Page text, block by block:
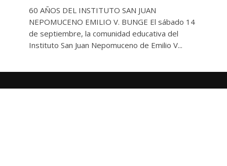
60 AÑOS DEL INSTITUTO SAN JUAN
NEPOMUCENO EMILIO V. BUNGE El sábado 14
de septiembre, la comunidad educativa del
Instituto San Juan Nepomuceno de Emilio V...